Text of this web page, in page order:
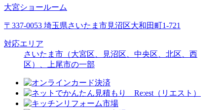
大宮ショールーム
〒337-0053 埼玉県さいたま市見沼区大和田町1-721
対応エリア
さいたま市（大宮区、見沼区、中央区、北区、西
区）、上尾市の一部